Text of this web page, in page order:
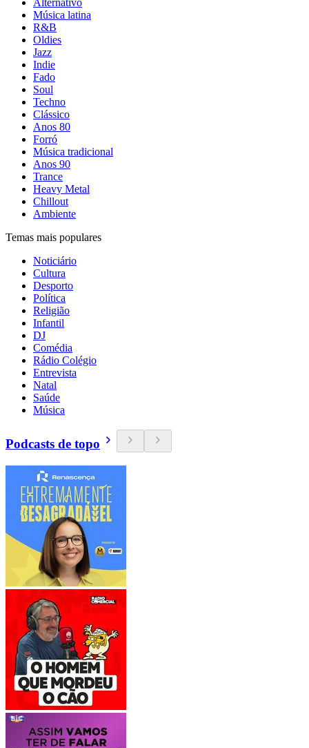
Alternativo
Música latina
R&B
Oldies
Jazz
Indie
Fado
Soul
Techno
Clássico
Anos 80
Forró
Música tradicional
Anos 90
Trance
Heavy Metal
Chillout
Ambiente
Temas mais populares
Noticiário
Cultura
Desporto
Política
Religião
Infantil
DJ
Comédia
Rádio Colégio
Entrevista
Natal
Saúde
Música
Podcasts de topo